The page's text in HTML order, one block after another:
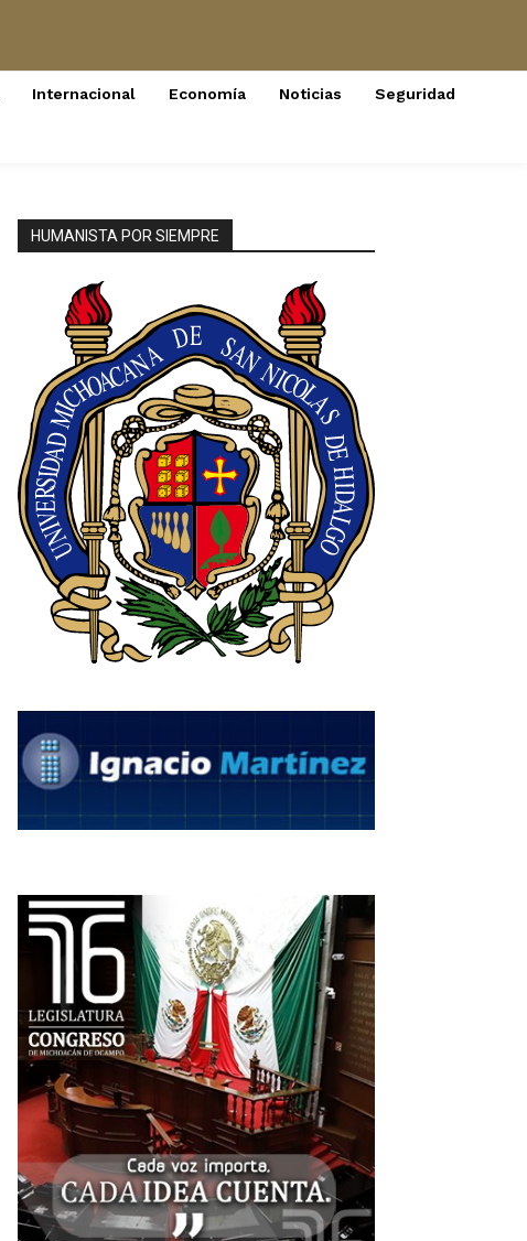
Internacional Economía Noticias Seguridad
HUMANISTA POR SIEMPRE